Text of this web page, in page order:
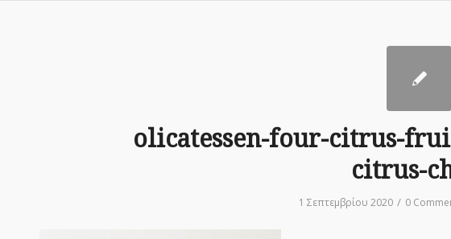
olicatessen-four-citrus-
citrus-
1 Σεπτεμβρίου 2020 / 0